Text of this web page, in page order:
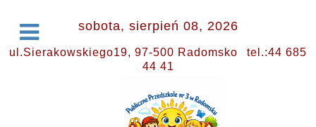
sobota, sierpień 08, 2026
ul.Sierakowskiego19, 97-500 Radomsko
tel.:44 685
44 41